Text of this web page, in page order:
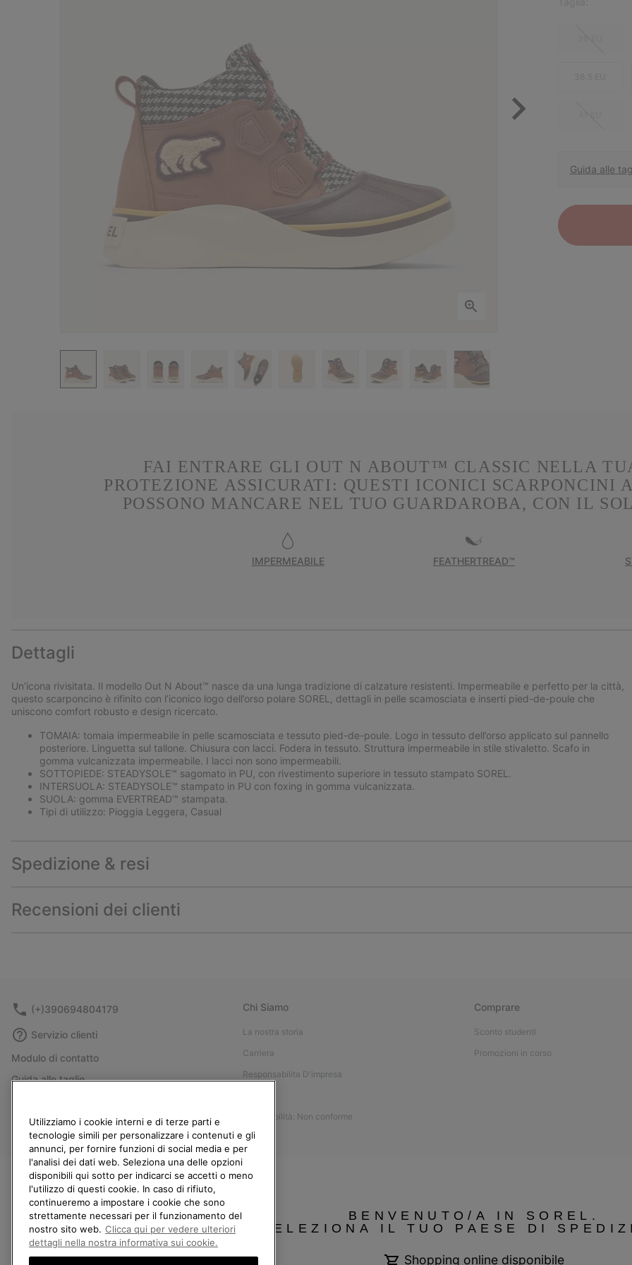
Guida alle
FAI ENTRARE GLI OUT N ABOUT™ CLASSIC NELLA
PROTEZIONE ASSICURATI: QUESTI ICONICI SCARPONCINI
POSSONO MANCARE NEL TUO GUARDAROBA, CON IL
IMPERMEABILE FEATHERTREAD™
Dettagli
Un’icona rivisitata. Il modello Out N About™ nasce da una lunga tradizione di calzature resistenti. Impermeabile e perfetto per la città,
questo scarponcino è rifinito con l’iconico logo dell’orso polare SOREL, dettagli in pelle scamosciata e inserti pied-de-poule che
uniscono comfort robusto e design ricercato.
TOMAIA: tomaia impermeabile in pelle scamosciata e tessuto pied-de-poule. Logo in tessuto dell’orso applicato sul pannello
posteriore. Linguetta sul tallone. Chiusura con lacci. Fodera in tessuto. Struttura impermeabile in stile stivaletto. Scafo in
gomma vulcanizzata impermeabile. I lacci non sono impermeabili.
SOTTOPIEDE: STEADYSOLE™ sagomato in PU, con rivestimento superiore in tessuto stampato SOREL.
INTERSUOLA: STEADYSOLE™ stampato in PU con foxing in gomma vulcanizzata.
SUOLA: gomma EVERTREAD™ stampata.
Tipi di utilizzo: Pioggia Leggera, Casual
Spedizione & resi
Recensioni dei clienti
(+)390694804179
Servizio clienti
Modulo di contatto
Guida alle taglie
Resi
Recedi dal contratto
I miei ordini
Spedizione
Pagamento
Domande frequenti
Chi Siamo
La nostra storia
Carriera
Responsabilita D'impresa
Accessibilità: Non conforme
Comprare
Sconto studenti
Promozioni in corso
BENVENUTO/A IN SOREL.
SELEZIONA IL TUO PAESE DI
Shopping online disponibile
Utilizziamo i cookie interni e di terze parti e
tecnologie simili per personalizzare i contenuti e gli
annunci, per fornire funzioni di social media e per
l'analisi dei dati web. Seleziona una delle opzioni
disponibili qui sotto per indicarci se accetti o meno
l'utilizzo di questi cookie. In caso di rifiuto,
continueremo a impostare i cookie che sono
strettamente necessari per il funzionamento del
nostro sito web. Clicca qui per vedere ulteriori
dettagli nella nostra informativa sui cookie.